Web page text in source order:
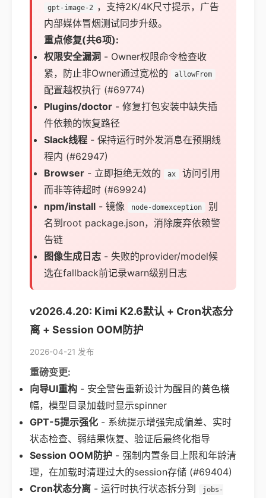
gpt-image-2 ，支持2K/4K尺寸提示，广告
内部媒体冒烟测试同步升级。
重点修复(共6项):
权限安全漏洞 - Owner权限命令检查收
紧，防止非Owner通过宽松的
allowFrom
配置越权执行 (#69774)
Plugins/doctor - 修复打包安装中缺失插
件依赖的恢复路径
Slack线程 - 保持运行时外发消息在预期线
程内 (#62947)
Browser - 立即拒绝无效的 ax
访问引用
而非等待超时 (#69924)
npm/install - 镜像 node-domexception
别
名到root package.json，消除废弃依赖警
告链
图像生成日志 - 失败的provider/model候
选在fallback前记录warn级别日志
v2026.4.20: Kimi K2.6默认 + Cron状态分
离 + Session OOM防护
2026-04-21 发布
重磅变更:
向导UI重构 - 安全警告重新设计为醒目的黄色横
幅，模型目录加载时显示spinner
GPT-5提示强化 - 系统提示增强完成偏差、实时
状态检查、弱结果恢复、验证后最终化指导
Session OOM防护 - 强制内置条目上限和年龄清
理，在加载时清理过大的session存储 (#69404)
Cron状态分离 - 运行时执行状态拆分到
jobs-